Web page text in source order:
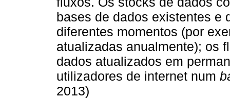
bases de dados existentes e
diferentes momentos (por
atualizadas anualmente); os
dados atualizados em
utilizadores de internet num
2013)